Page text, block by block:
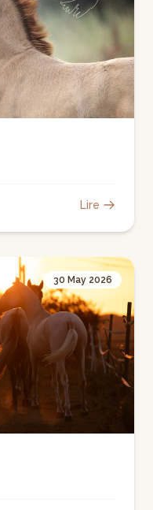
Lire
30 May 2026